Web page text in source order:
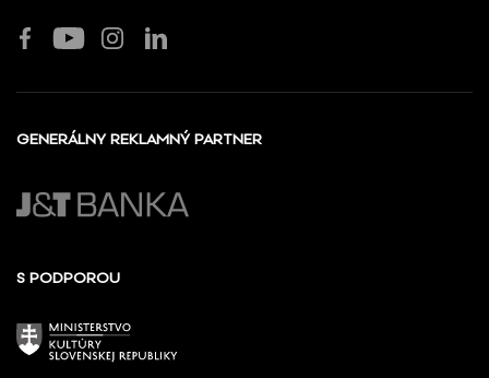
GENERÁLNY REKLAMNÝ PARTNER
S PODPOROU